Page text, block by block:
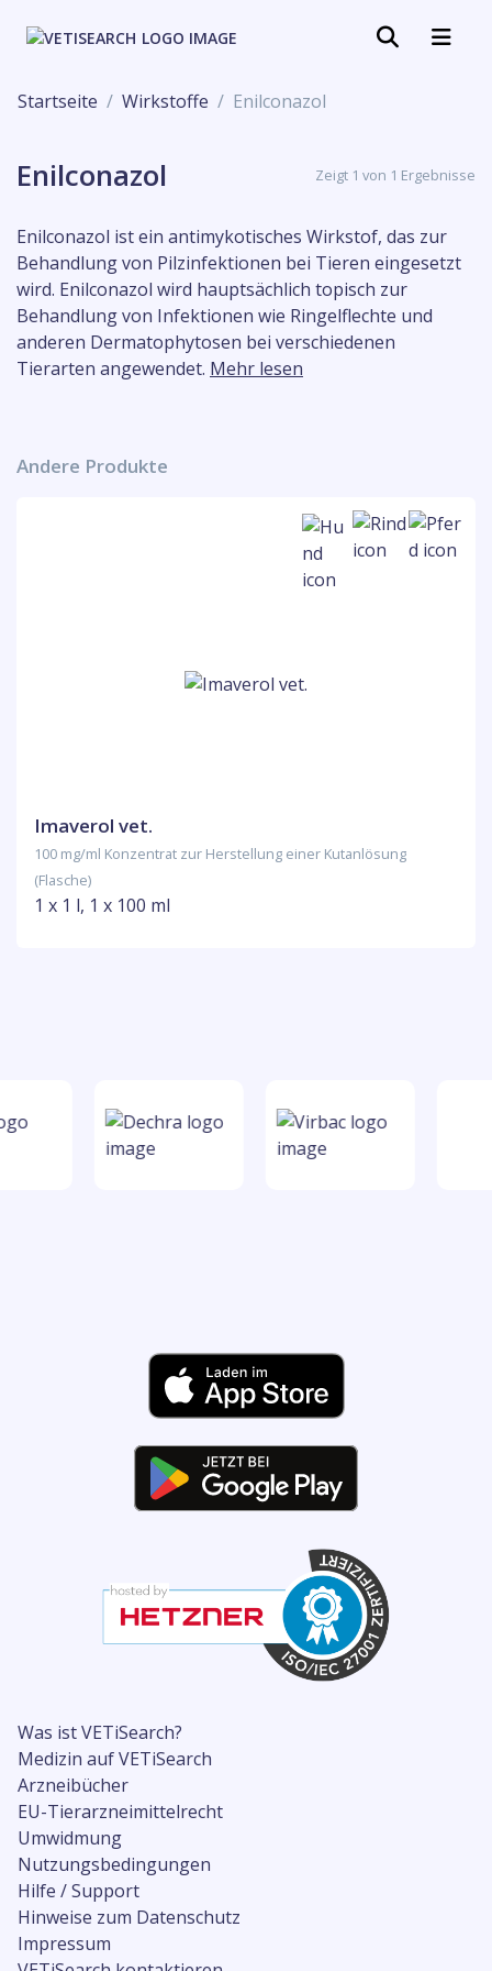
Startseite Wirkstoffe Enilconazol
Enilconazol Zeigt 1 von 1 Ergebnisse
Enilconazol ist ein antimykotisches Wirkstof, das zur
Behandlung von Pilzinfektionen bei Tieren eingesetzt
wird. Enilconazol wird hauptsächlich topisch zur
Behandlung von Infektionen wie Ringelflechte und
anderen Dermatophytosen bei verschiedenen
Tierarten angewendet. Mehr lesen
Andere Produkte
Imaverol vet.
100 mg/ml Konzentrat zur Herstellung einer Kutanlösung
(Flasche)
1 x 1 l, 1 x 100 ml
Was ist VETiSearch?
Medizin auf VETiSearch
Arzneibücher
EU-Tierarzneimittelrecht
Umwidmung
Nutzungsbedingungen
Hilfe / Support
Hinweise zum Datenschutz
Impressum